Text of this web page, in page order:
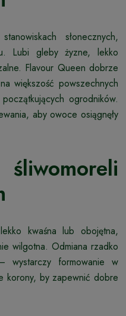
słonecznych,
Lubi gleby żyzne, lekko
Flavour Queen dobrze
większość powszechnych
ogrodników.
aby owoce osiągnęły
kwaśna lub obojętna,
wilgotna. Odmiana rzadko
wystarczy formowanie w
korony, by zapewnić dobre